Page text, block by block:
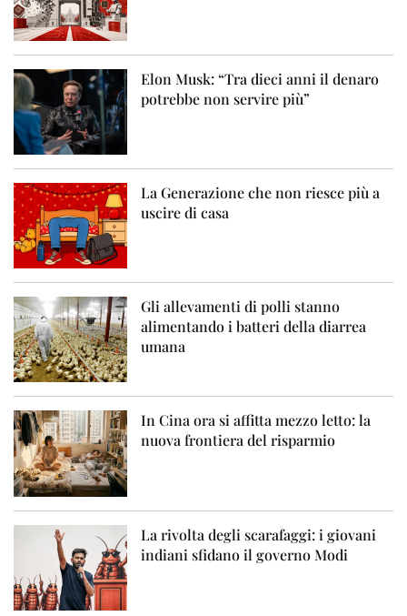
Elon Musk: “Tra dieci anni il denaro
potrebbe non servire più”
La Generazione che non riesce più a
uscire di casa
Gli allevamenti di polli stanno
alimentando i batteri della diarrea
umana
In Cina ora si affitta mezzo letto: la
nuova frontiera del risparmio
La rivolta degli scarafaggi: i giovani
indiani sfidano il governo Modi